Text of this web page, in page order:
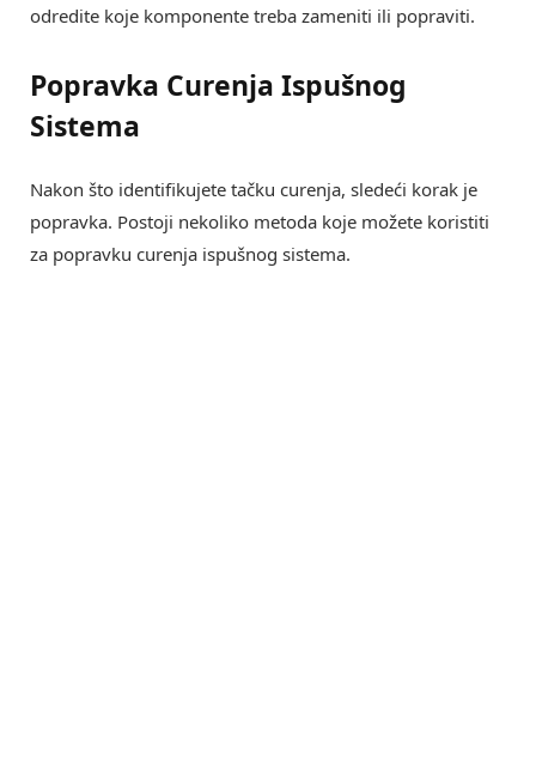
odredite koje komponente treba zameniti ili popraviti.
Popravka Curenja Ispušnog
Sistema
Nakon što identifikujete tačku curenja, sledeći korak je
popravka. Postoji nekoliko metoda koje možete koristiti
za popravku curenja ispušnog sistema.